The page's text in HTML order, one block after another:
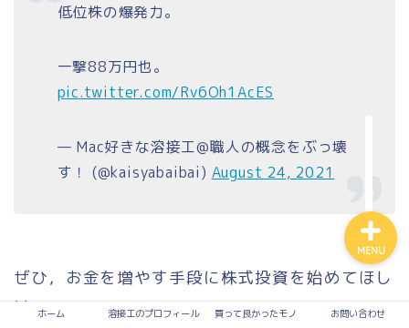
低位株の爆発力。
一撃88万円也。
pic.twitter.com/Rv6Oh1AcES
— Mac好きな溶接工@職人の概念をぶっ壊
す！ (@kaisyabaibai) August 24, 2021
ぜひ，お金を増やす手段に株式投資を始めてほし
い。ホーム 溶接工のプロフィール 買って良かったモノ お問い合わせ
MENU
お問い合わせ